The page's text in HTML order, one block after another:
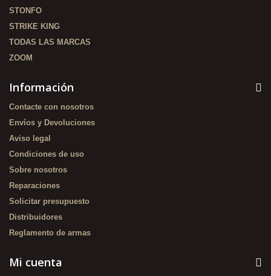
STONFO
STRIKE KING
TODAS LAS MARCAS
ZOOM
Información
Contacte con nosotros
Envíos y Devoluciones
Aviso legal
Condiciones de uso
Sobre nosotros
Reparaciones
Solicitar presupuesto
Distribuidores
Reglamento de armas
Mi cuenta